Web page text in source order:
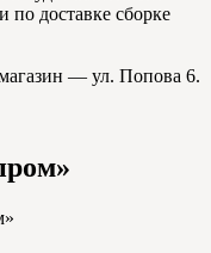
по доставке сборке
— ул. Попова 6.